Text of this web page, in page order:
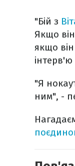
"Бій з
Якщо
якщо
"Я
ним", -